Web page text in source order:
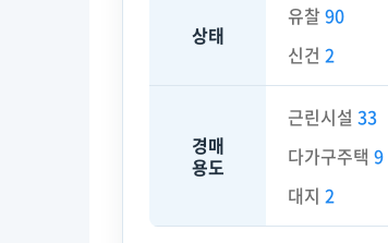
상태
유찰 90
신건 2
경매
용도
근린시설 33
다가구주택 9
대지 2